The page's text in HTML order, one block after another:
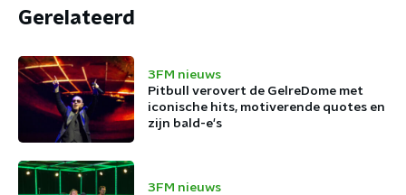
Gerelateerd
3FM nieuws
Pitbull verovert de GelreDome met
iconische hits, motiverende quotes en
zijn bald-e's
3FM nieuws